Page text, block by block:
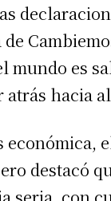
mundo es
hacia
destacó